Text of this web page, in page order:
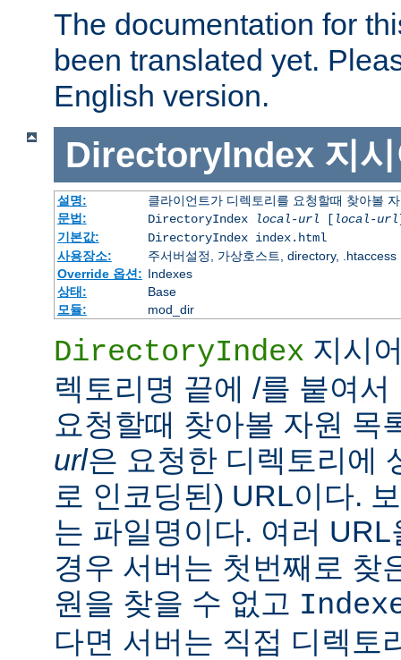
The documentation for
been translated yet.
English version.
DirectoryIndex 지
설명:
클라이언트가 디렉토리를 요청할때 찾아볼
문법:
DirectoryIndex local-url [ local-url
기본값:
DirectoryIndex index.html
사용장소:
주서버설정, 가상호스트, directory, .htaccess
Override 옵션: Indexes
상태:
Base
모듈:
mod_dir
DirectoryIndex 지시
렉토리명 끝에 /를 붙여
요청할때 찾아볼 자원 목
url은 요청한 디렉토리에
로 인코딩된) URL이다.
는 파일명이다. 여러
경우 서버는 첫번째로 찾
원을 찾을 수 없고
다면 서버는 직접 디렉토